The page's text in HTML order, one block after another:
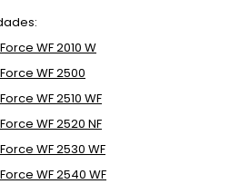
WF 2010 W
WF 2500
WF 2510 WF
WF 2520 NF
WF 2530 WF
WF 2540 WF